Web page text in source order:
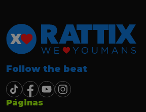
Follow the beat
Páginas